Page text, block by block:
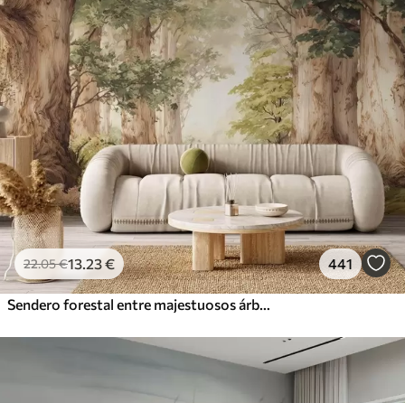
22.05€13 .23€ 441